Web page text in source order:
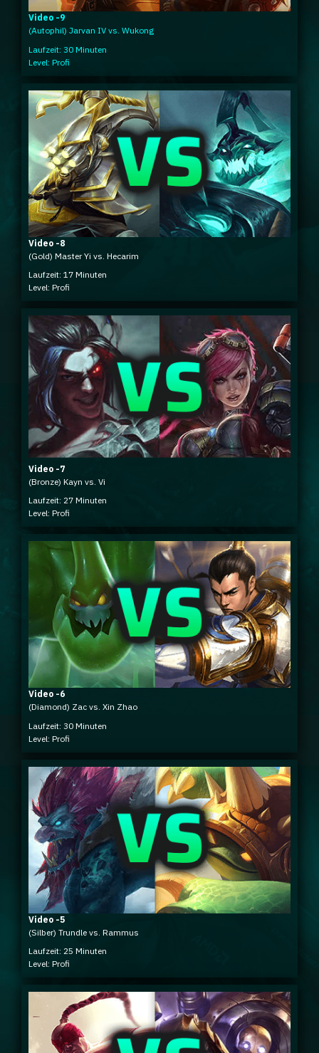
Video -9
(Autophil) Jarvan IV vs. Wukong
Laufzeit: 30 Minuten
Level: Profi
Video -8
(Gold) Master Yi vs. Hecarim
Laufzeit: 17 Minuten
Level: Profi
Video -7
(Bronze) Kayn vs. Vi
Laufzeit: 27 Minuten
Level: Profi
Video -6
(Diamond) Zac vs. Xin Zhao
Laufzeit: 30 Minuten
Level: Profi
Video -5
(Silber) Trundle vs. Rammus
Laufzeit: 25 Minuten
Level: Profi